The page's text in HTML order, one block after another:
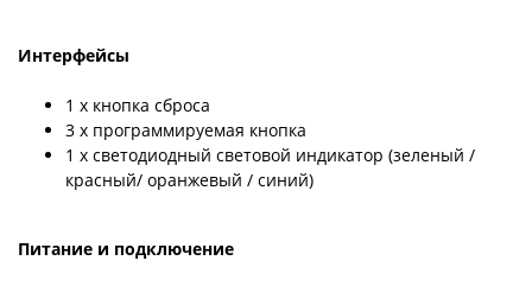
Интерфейсы
1 x кнопка сброса
3 x программируемая кнопка
1 x светодиодный световой индикатор (зеленый /
красный/ оранжевый / синий)
Питание и подключение